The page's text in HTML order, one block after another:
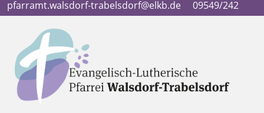
pfarramt.walsdorf-trabelsdorf@elkb.de 09549/242